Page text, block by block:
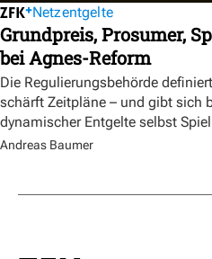
Netzentgelte
Grundpreis, Prosumer,
bei Agnes-Reform
Die Regulierungsbehörde
schärft Zeitpläne – und gibt sich
dynamischer Entgelte selbst
Andreas Baumer